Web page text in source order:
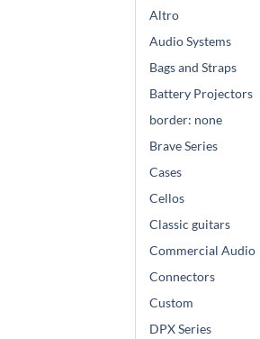
Altro
Audio Systems
Bags and Straps
Battery Projectors
border: none
Brave Series
Cases
Cellos
Classic guitars
Commercial Audio
Connectors
Custom
DPX Series